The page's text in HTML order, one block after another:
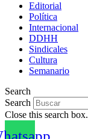
Editorial
Política
Internacional
DDHH
Sindicales
Cultura
Semanario
Search
Search
Close this search box.